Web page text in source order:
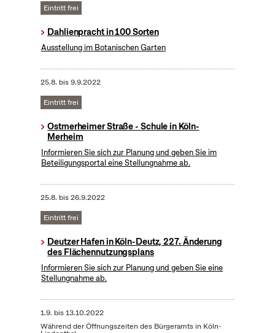
Eintritt frei
Dahlienpracht in 100 Sorten
Ausstellung im Botanischen Garten
25.8. bis9.9.2022
Eintritt frei
Ostmerheimer Straße - Schule in Köln-
Merheim
Informieren Sie sich zur Planung und geben Sie im
Beteiligungsportal eine Stellungnahme ab.
25.8. bis26.9.2022
Eintritt frei
Deutzer Hafen in Köln-Deutz, 227. Änderung
des Flächennutzungsplans
Informieren Sie sich zur Planung und geben Sie eine
Stellungnahme ab.
1.9. bis13.10.2022
Während der Öffnungszeiten des Bürgeramts in Köln-